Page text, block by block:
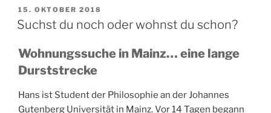
VERÖFFENTLICHT
AM
15. OKTOBER 2018
Suchst du noch oder wohnst du schon?
Wohnungssuche in Mainz… eine lange
Durststrecke
Hans ist Student der Philosophie an der Johannes
Gutenberg Universität in Mainz. Vor 14 Tagen begann